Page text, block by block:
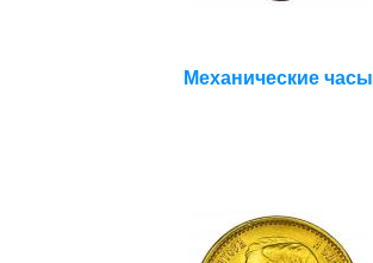
Механические часы